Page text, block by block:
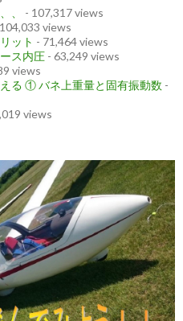
、
- 107,317 views
views
ット - 71,464 views
ス内圧 - 63,249 views
views
る ① バネ上重量と固有振動数 -
views